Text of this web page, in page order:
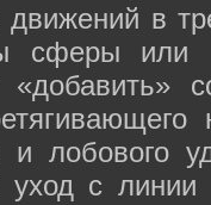
движений в
сферы или
«добавить»
и лобового
уход с